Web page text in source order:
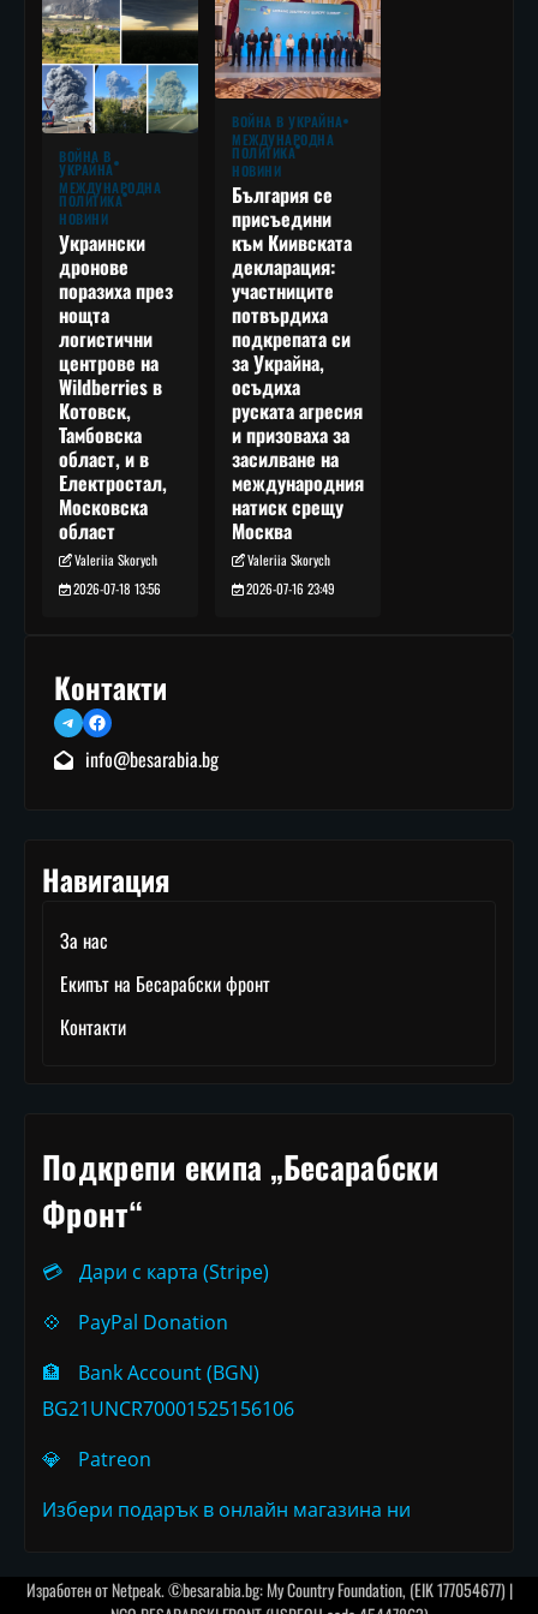
ВОЙНА В
УКРАЙНА
МЕЖДУНАРОДНА
ПОЛИТИКА
НОВИНИ
Украински
дронове
поразиха през
нощта
логистични
центрове на
Wildberries в
Котовск,
Тамбовска
област, и в
Електростал,
Московска
област
Valeriia Skorych
2026-07-18 13:56
ВОЙНА В УКРАЙНА
МЕЖДУНАРОДНА
ПОЛИТИКА
НОВИНИ
България се
присъедини
към Киивската
декларация:
участниците
потвърдиха
подкрепата си
за Украйна,
осъдиха
руската агресия
и призоваха за
засилване на
международния
натиск срещу
Москва
Valeriia Skorych
2026-07-16 23:49
Контакти
TelegramFacebook
info@besarabia.bg
Навигация
За нас
Екипът на Бесарабски фронт
Контакти
Подкрепи екипа „Бесарабски
Фронт“
💳
Дари с карта (Stripe)
💠
PayPal Donation
🏦
Bank Account (BGN)
BG21UNCR70001525156106
💎
Patreon
Избери подарък в онлайн магазина ни
Изработен отNetpeak. ©besarabia.bg: My Country Foundation, (EIK 177054677) |